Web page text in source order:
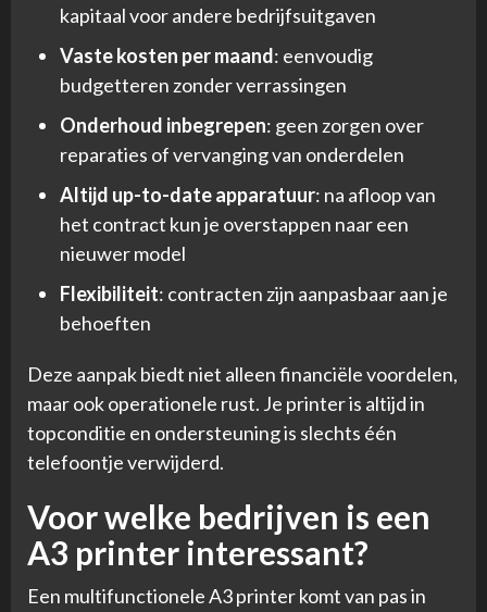
kapitaal voor andere bedrijfsuitgaven
Vaste kosten per maand: eenvoudig
budgetteren zonder verrassingen
Onderhoud inbegrepen: geen zorgen over
reparaties of vervanging van onderdelen
Altijd up-to-date apparatuur: na afloop van
het contract kun je overstappen naar een
nieuwer model
Flexibiliteit: contracten zijn aanpasbaar aan je
behoeften
Deze aanpak biedt niet alleen financiële voordelen,
maar ook operationele rust. Je printer is altijd in
topconditie en ondersteuning is slechts één
telefoontje verwijderd.
Voor welke bedrijven is een
A3 printer interessant?
Een multifunctionele A3 printer komt van pas in